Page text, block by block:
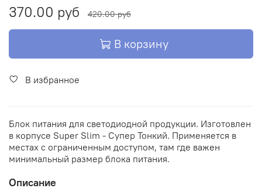
370.00 руб 420.00 руб
В корзину
В избранное
Блок питания для светодиодной продукции. Изготовлен
в корпусе Super Slim - Супер Тонкий. Применяется в
местах с ограниченным доступом, там где важен
минимальный размер блока питания.
Описание